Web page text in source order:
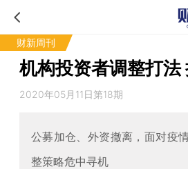
财新周刊
机构投资者调整打法
2020年05月11日第18期
公募加仓、外资撤离，面对疫
整策略危中寻机